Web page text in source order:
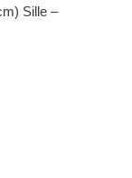
Sille –